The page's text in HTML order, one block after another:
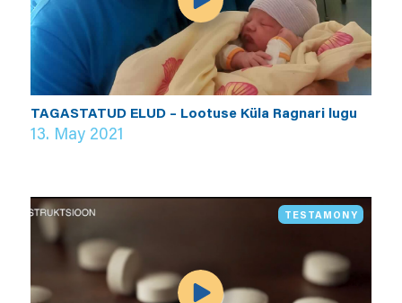
TAGASTATUD ELUD – Lootuse Küla Ragnari lugu
13. May 2021
TESTAMONY